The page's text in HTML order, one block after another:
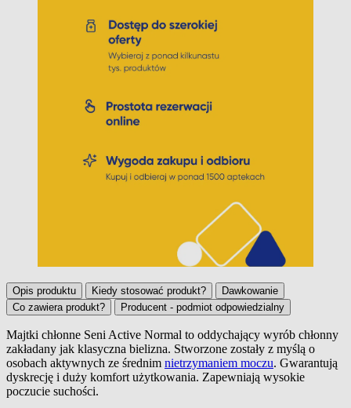
Opis produktu Kiedy stosować produkt?
Dawkowanie
Co zawiera produkt?
Producent - podmiot odpowiedzialny
Opis produktu
Majtki chłonne Seni Active Normal to oddychający wyrób chłonny
zakładany jak klasyczna bielizna. Stworzone zostały z myślą o
osobach aktywnych ze średnim nietrzymaniem moczu. Gwarantują
dyskrecję i duży komfort użytkowania. Zapewniają wysokie
poczucie suchości.